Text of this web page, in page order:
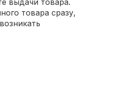
товара сразу,